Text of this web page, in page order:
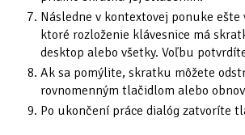
Následne v kontextovej ponuke ešte
ktoré rozloženie klávesnice má
desktop alebo všetky. Voľbu
Ak sa pomýlite, skratku môžete
rovnomenným tlačidlom alebo
Po ukončení práce dialóg zatvoríte